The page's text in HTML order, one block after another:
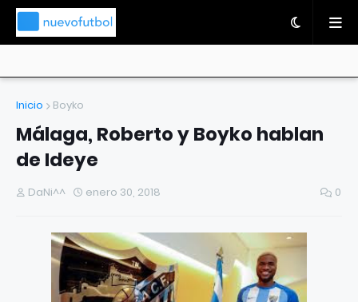
Inicio Boyko
Málaga, Roberto y Boyko hablan
de Ideye
DaNi^^ enero 30, 2018 0